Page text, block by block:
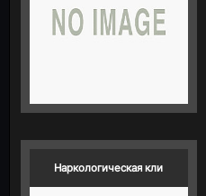
Наркологическая кли